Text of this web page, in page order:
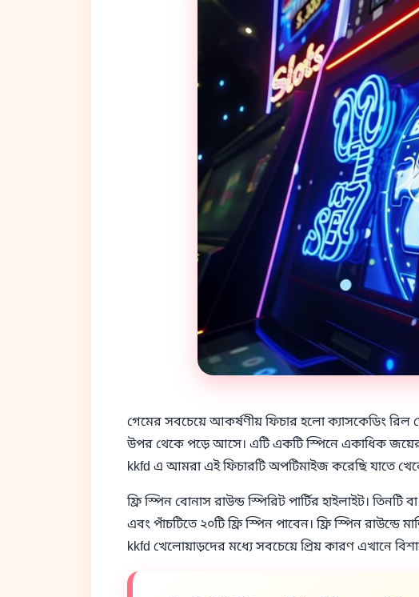
গেমের সবচেয়ে আকর্ষণীয় ফিচার হলো ক্যাসকেডিং
উপর থেকে পড়ে আসে। এটি একটি স্পিনে একাধিক জয়ের
kkfd এ আমরা এই ফিচারটি অপটিমাইজ করেছি যাতে
ফ্রি স্পিন বোনাস রাউন্ড স্পিরিট পার্টির হাইলাইট। তিনটি
এবং পাঁচটিতে ২০টি ফ্রি স্পিন পাবেন। ফ্রি স্পিন রাউন্ডে
kkfd খেলোয়াড়দের মধ্যে সবচেয়ে প্রিয় কারণ এখানে